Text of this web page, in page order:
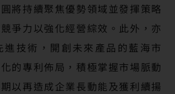
將持續聚焦優勢領域並發揮策略
爭力以強化經營綜效。此外，亦
進技術，開創未來產品的藍海市
的專利佈局，積極掌握市場脈動
以再造成企業長動能及獲利續揚